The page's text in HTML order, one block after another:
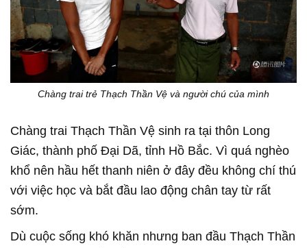
Chàng trai trẻ Thạch Thần Vệ và người chú của mình
Chàng trai Thạch Thần Vệ sinh ra tại thôn Long
Giác, thành phố Đại Dã, tỉnh Hồ Bắc. Vì quá nghèo
khổ nên hầu hết thanh niên ở đây đều không chí thú
với việc học và bắt đầu lao động chân tay từ rất
sớm.
Dù cuộc sống khó khăn nhưng ban đầu Thạch Thần